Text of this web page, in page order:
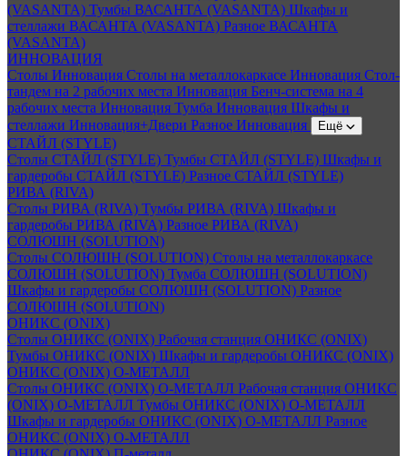
(VASANTA) Тумбы ВАСАНТА (VASANTA) Шкафы и
стеллажи ВАСАНТА (VASANTA) Разное ВАСАНТА
(VASANTA)
ИННОВАЦИЯ
Столы Инновация Столы на металлокаркасе Инновация Стол-
тандем на 2 рабочих места Инновация Бенч-система на 4
рабочих места Инновация Тумба Инновация Шкафы и
стеллажи Инновация+Двери Разное Инновация Ещё
СТАЙЛ (STYLE)
Столы СТАЙЛ (STYLE) Тумбы СТАЙЛ (STYLE) Шкафы и
гардеробы СТАЙЛ (STYLE) Разное СТАЙЛ (STYLE)
РИВА (RIVA)
Столы РИВА (RIVA) Тумбы РИВА (RIVA) Шкафы и
гардеробы РИВА (RIVA) Разное РИВА (RIVA)
СОЛЮШН (SOLUTION)
Столы СОЛЮШН (SOLUTION) Столы на металлокаркасе
СОЛЮШН (SOLUTION) Тумба СОЛЮШН (SOLUTION)
Шкафы и гардеробы СОЛЮШН (SOLUTION) Разное
СОЛЮШН (SOLUTION)
ОНИКС (ONIX)
Столы ОНИКС (ONIX) Рабочая станция ОНИКС (ONIX)
Тумбы ОНИКС (ONIX) Шкафы и гардеробы ОНИКС (ONIX)
ОНИКС (ONIX) O-МЕТАЛЛ
Столы ОНИКС (ONIX) O-МЕТАЛЛ Рабочая станция ОНИКС
(ONIX) O-МЕТАЛЛ Тумбы ОНИКС (ONIX) O-МЕТАЛЛ
Шкафы и гардеробы ОНИКС (ONIX) O-МЕТАЛЛ Разное
ОНИКС (ONIX) O-МЕТАЛЛ